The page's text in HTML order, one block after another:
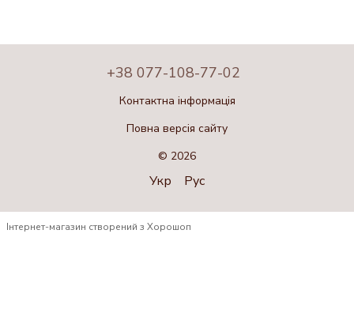
+38 077-108-77-02
Контактна інформація
Повна версія сайту
© 2026
Укр Рус
Інтернет-магазин створений з Хорошоп